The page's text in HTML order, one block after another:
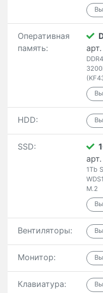
Оперативная
память:
HDD:
SSD:
1Tb
M.2
Вентиляторы:
Монитор:
Клавиатура: